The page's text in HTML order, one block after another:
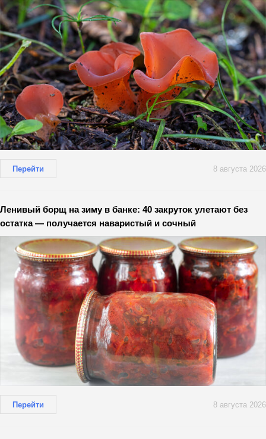
Перейти 8 августа 2026
Ленивый борщ на зиму в банке: 40 закруток улетают без
остатка — получается наваристый и сочный
Перейти 8 августа 2026